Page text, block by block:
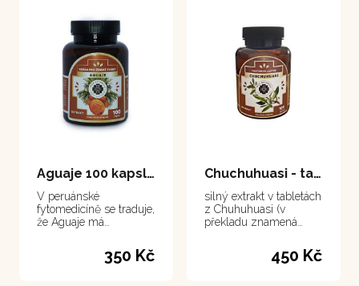
Aguaje 100 kapsle
V peruánské
fytomedicíně se traduje,
že Aguaje má
350 Kč
Chuchuhuasi - tablety 100 tablet
silný extrakt v tabletách
z Chuhuhuasi (v
překladu znamená
znamená "Opravená
450 Kč